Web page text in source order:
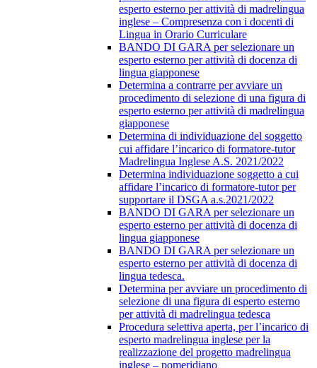
esperto esterno per attività di madrelingua
inglese – Compresenza con i docenti di
Lingua in Orario Curriculare
BANDO DI GARA per selezionare un
esperto esterno per attività di docenza di
lingua giapponese
Determina a contrarre per avviare un
procedimento di selezione di una figura di
esperto esterno per attività di madrelingua
giapponese
Determina di individuazione del soggetto
cui affidare l’incarico di formatore-tutor
Madrelingua Inglese A.S. 2021/2022
Determina individuazione soggetto a cui
affidare l’incarico di formatore-tutor per
supportare il DSGA a.s.2021/2022
BANDO DI GARA per selezionare un
esperto esterno per attività di docenza di
lingua giapponese
BANDO DI GARA per selezionare un
esperto esterno per attività di docenza di
lingua tedesca.
Determina per avviare un procedimento di
selezione di una figura di esperto esterno
per attività di madrelingua tedesca
Procedura selettiva aperta, per l’incarico di
esperto madrelingua inglese per la
realizzazione del progetto madrelingua
inglese – pomeridiano